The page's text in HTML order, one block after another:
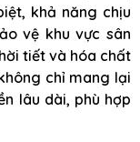
khả năng chịu
vệ khu vực sân
tiết và hóa chất
chỉ mang lại
lâu dài, phù hợp